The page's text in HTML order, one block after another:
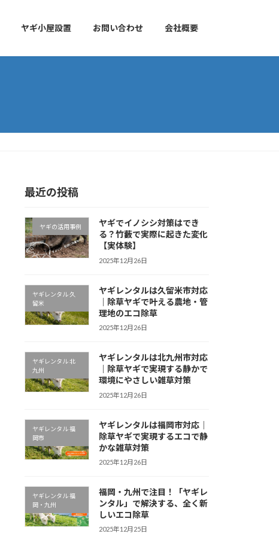
ヤギ小屋設置 お問い合わせ 会社概要
最近の投稿
ヤギの活用事例
ヤギでイノシシ対策はでき
る？竹藪で実際に起きた変化
【実体験】
2025年12月26日
ヤギレンタル 久
留米
ヤギレンタルは久留米市対応
｜除草ヤギで叶える農地・管
理地のエコ除草
2025年12月26日
ヤギレンタル 北
九州
ヤギレンタルは北九州市対応
｜除草ヤギで実現する静かで
環境にやさしい雑草対策
2025年12月26日
ヤギレンタル 福
岡市
ヤギレンタルは福岡市対応｜
除草ヤギで実現するエコで静
かな雑草対策
2025年12月26日
ヤギレンタル 福
岡・九州
福岡・九州で注目！「ヤギレ
ンタル」で解決する、全く新
しいエコ除草
2025年12月25日